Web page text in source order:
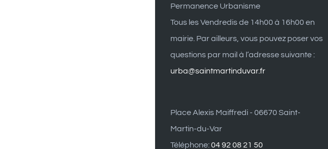
Permanence Urbanisme
Tous les Vendredis de 14h00 à 16h00 en
mairie. Par ailleurs, vous pouvez poser vos
questions par mail à l’adresse suivante :
urba@saintmartinduvar.fr
Place Alexis Maiffredi - 06670 Saint-
Martin-du-Var
Téléphone:04 92 08 21 50